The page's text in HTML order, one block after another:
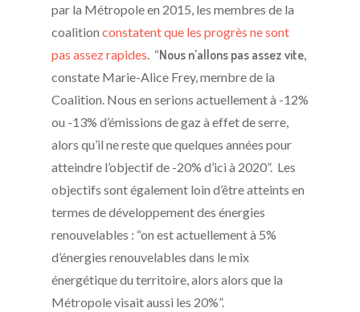
par la Métropole en 2015, les membres de la
coalition constatent que les progrès ne sont
pas assez rapides. “Nous n’allons pas assez vite,
constate Marie-Alice Frey, membre de la
Coalition. Nous en serions actuellement à -12%
ou -13% d’émissions de gaz à effet de serre,
alors qu’il ne reste que quelques années pour
atteindre l’objectif de -20% d’ici à 2020”. Les
objectifs sont également loin d’être atteints en
termes de développement des énergies
renouvelables : “on est actuellement à 5%
d’énergies renouvelables dans le mix
énergétique du territoire, alors alors que la
Métropole visait aussi les 20%”.